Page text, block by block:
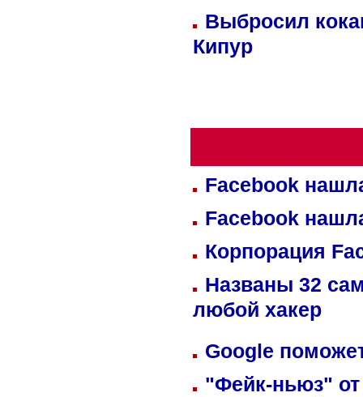
Выбросил
Кипур
Facebook
Facebook
Корпорация
Названы 32
любой хакер
Google
"Фейк-ньюз" от